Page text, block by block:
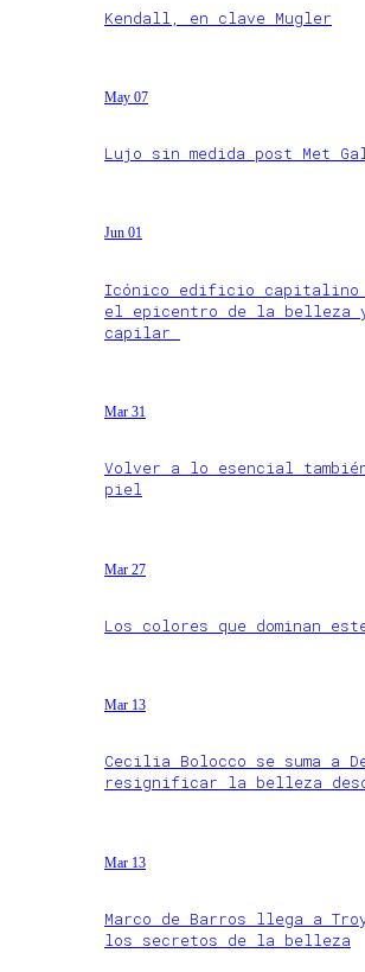
Kendall, en clave Mugler
May 07
Lujo sin medida post Met
Jun 01
Icónico edificio capitalino
el epicentro de la belleza
capilar
Mar 31
Volver a lo esencial
piel
Mar 27
Los colores que dominan
Mar 13
Cecilia Bolocco se suma a
resignificar la belleza
Mar 13
Marco de Barros llega a
los secretos de la belleza